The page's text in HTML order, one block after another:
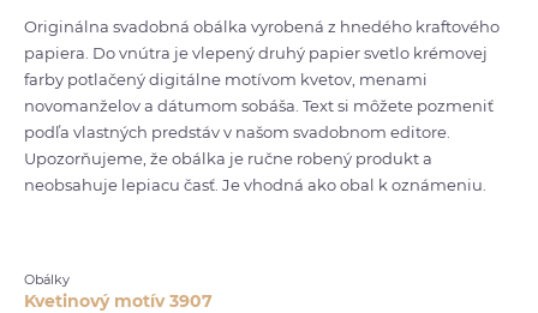
Originálna svadobná obálka vyrobená z hnedého kraftového
papiera. Do vnútra je vlepený druhý papier svetlo krémovej
farby potlačený digitálne motívom kvetov, menami
novomanželov a dátumom sobáša. Text si môžete pozmeniť
podľa vlastných predstáv v našom svadobnom editore.
Upozorňujeme, že obálka je ručne robený produkt a
neobsahuje lepiacu časť. Je vhodná ako obal k oznámeniu.
Obálky
Kvetinový motív 3907